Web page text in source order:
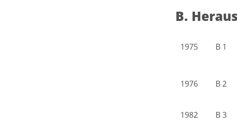
B.
1975 B 1
1976 B 2
1982 B 3